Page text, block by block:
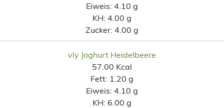
Eiweis: 4.10 g
KH: 4.00 g
Zucker: 4.00 g
vly Joghurt Heidelbeere
57.00 Kcal
Fett: 1.20 g
Eiweis: 4.10 g
KH: 6.00 g